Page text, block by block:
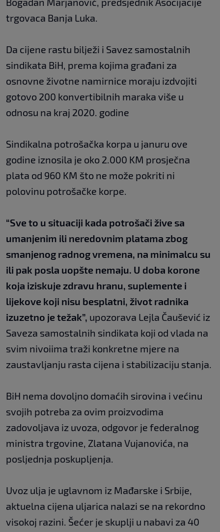
trgovaca Banja Luka.
Da cijene rastu bilježi i Savez samostalnih
sindikata BiH, prema kojima građani za
osnovne životne namirnice moraju izdvojiti
gotovo 200 konvertibilnih maraka više u
odnosu na kraj 2020. godine
Sindikalna potrošačka korpa u januru ove
godine iznosila je oko 2.000 KM prosječna
plata od 960 KM što ne može pokriti ni
polovinu potrošačke korpe.
“Sve to u situaciji kada potrošači žive sa
umanjenim ili neredovnim platama zbog
smanjenog radnog vremena, na minimalcu su
ili pak posla uopšte nemaju. U doba korone
koja iziskuje zdravu hranu, suplemente i
lijekove koji nisu besplatni, život radnika
izuzetno je težak”, upozorava Lejla Čaušević iz
Saveza samostalnih sindikata koji od vlada na
svim nivoiima traži konkretne mjere na
zaustavljanju rasta cijena i stabilizaciju stanja.
BiH nema dovoljno domaćih sirovina i većinu
svojih potreba za ovim proizvodima
zadovoljava iz uvoza, odgovor je federalnog
ministra trgovine, Zlatana Vujanovića, na
posljednja poskupljenja.
Uvoz ulja je uglavnom iz Mađarske i Srbije,
aktuelna cijena uljarica nalazi se na rekordno
visokoj razini. Šećer je skuplji u nabavi za 40